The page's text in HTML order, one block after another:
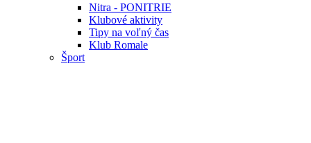
Nitra - PONITRIE
Klubové aktivity
Tipy na voľný čas
Klub Romale
Šport